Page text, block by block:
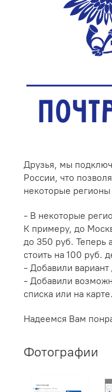
Друзья, мы
России, что
некоторые
- В некоторые
К примеру, до
до 350 руб. Теперь
стоить на 100 руб.
- Добавили вариант
- Добавили
списка или на карте.
Надеемся Вам
Фотографии